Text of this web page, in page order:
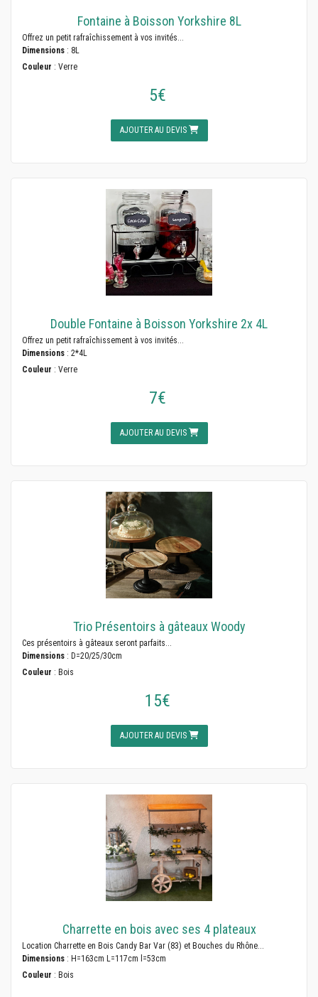
Fontaine à Boisson Yorkshire 8L
Offrez un petit rafraîchissement à vos invités...
Dimensions : 8L
Couleur : Verre
5€
AJOUTER AU DEVIS
Double Fontaine à Boisson Yorkshire 2x 4L
Offrez un petit rafraîchissement à vos invités...
Dimensions : 2*4L
Couleur : Verre
7€
AJOUTER AU DEVIS
Trio Présentoirs à gâteaux Woody
Ces présentoirs à gâteaux seront parfaits...
Dimensions : D=20/25/30cm
Couleur : Bois
15€
AJOUTER AU DEVIS
Charrette en bois avec ses 4 plateaux
Location Charrette en Bois Candy Bar Var (83) et Bouches du Rhône...
Dimensions : H=163cm L=117cm l=53cm
Couleur : Bois